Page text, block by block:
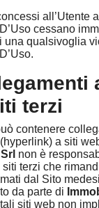
all’Utente
cessano
una qualsivoglia
terzi
contenere
a siti
non è
terzi che
dal Sito
da parte di
siti web non